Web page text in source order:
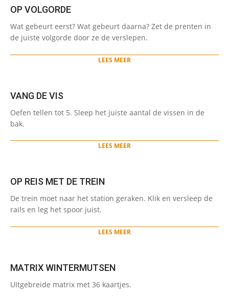
OP VOLGORDE
01-
22
Wat gebeurt eerst? Wat gebeurt daarna? Zet de prenten in
de juiste volgorde door ze de verslepen.
LEES MEER
VANG DE VIS
01-
22
Oefen tellen tot 5. Sleep het juiste aantal de vissen in de
bak.
LEES MEER
OP REIS MET DE TREIN
01-
22
De trein moet naar het station geraken. Klik en versleep de
rails en leg het spoor juist.
LEES MEER
MATRIX WINTERMUTSEN
01-
UItgebreide matrix met 36 kaartjes.